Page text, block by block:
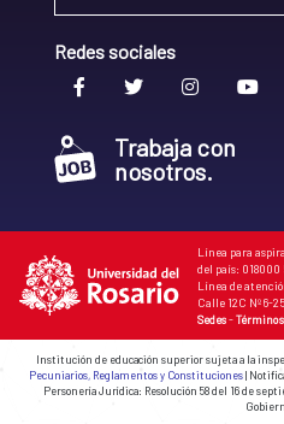
Redes sociales
Trabaja con
nosotros.
Línea para
del país: 018000
Línea de
Calle 12C Nº 6-
Sedes-
Institución de educación superior sujeta a la
Pecuniarios, Reglamentos y Constituciones|
Personería Jurídica: Resolución 58 del 16 de